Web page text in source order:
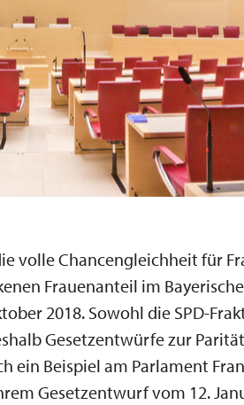
volle Chancengleichheit für
Frauenanteil im
2018. Sowohl die SPD-
Gesetzentwürfe zur
ein Beispiel am Parlament
Gesetzentwurf vom 12.